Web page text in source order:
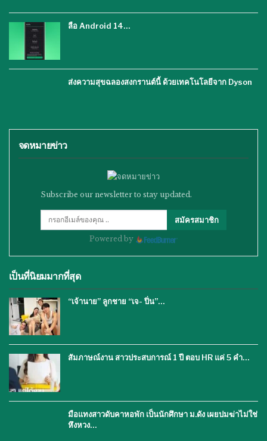
ลือ Android 14…
ส่งความสุขฉลองสงกรานต์นี้ ด้วยเทคโนโลยีจาก Dyson
จดหมายข่าว
Subscribe our newsletter to stay updated.
สมัครสมาชิก
Powered by
เป็นที่นิยมมากที่สุด
“เจ้านาย” ลูกชาย “เจ- ปิ่น”…
สัมภาษณ์งาน สาวประสบการณ์ 1 ปี ตอบ HR แค่ 5 คำ…
มือแทงสาวดับคาหอพัก เป็นนักศึกษา ม.ดัง เผยปมฆ่าไม่ใช่
หึงหวง…